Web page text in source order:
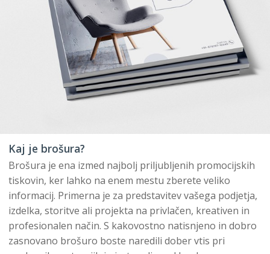
Kaj je brošura?
Brošura je ena izmed najbolj priljubljenih promocijskih
tiskovin, ker lahko na enem mestu zberete veliko
informacij. Primerna je za predstavitev vašega podjetja,
izdelka, storitve ali projekta na privlačen, kreativen in
profesionalen način. S kakovostno natisnjeno in dobro
zasnovano brošuro boste naredili dober vtis pri